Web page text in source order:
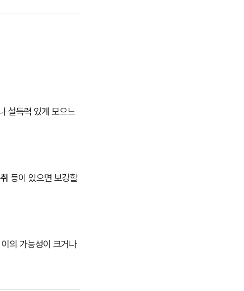
설득력 있게 모으느
등이 있으면 보강할
의 가능성이 크거나